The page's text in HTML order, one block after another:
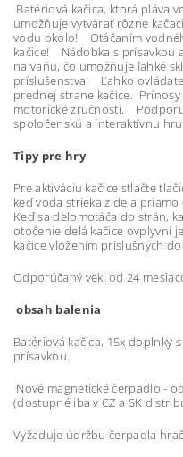
Batériová kačica, ktorá pláva
umožňuje vytvárať rôzne
vodu okolo! Otáčaním
kačice! Nádobka s prísavkou
na vaňu, čo umožňuje ľahké
príslušenstva. Ľahko
prednej strane kačice.
motorické zručnosti.
spoločenskú a interaktívnu
Tipy pre hry
Pre aktiváciu kačice stlačte
keď voda strieka z dela
Keď sa delomotáča do strán,
otočenie delá kačice ovplyvní
kačice vložením príslušných
Odporúčaný vek: od 24
obsah balenia
Batériová kačica, 15x doplnky
prísavkou.
Nové magnetické čerpadlo -
(dostupné iba v CZ a SK
Vyžaduje údržbu čerpadla